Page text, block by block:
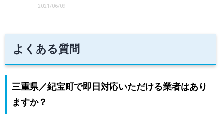
2021/06/09
よくある質問
三重県／紀宝町で即日対応いただける業者はあり
ますか？